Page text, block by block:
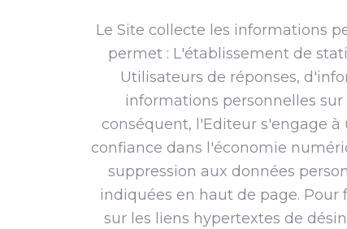
Le Site collecte les informations
permet : L'établissement de
Utilisateurs de réponses,
informations personnelles
conséquent, l'Editeur s'engage
confiance dans l'économie
suppression aux données
indiquées en haut de page.
sur les liens hypertextes de